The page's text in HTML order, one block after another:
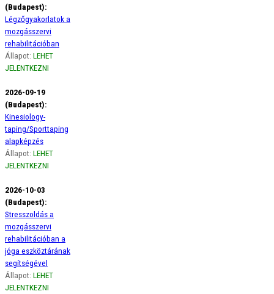
(Budapest):
Légzőgyakorlatok a
mozgásszervi
rehabilitációban
Állapot: LEHET
JELENTKEZNI
2026-09-19
(Budapest):
Kinesiology-
taping/Sporttaping
alapképzés
Állapot: LEHET
JELENTKEZNI
2026-10-03
(Budapest):
Stresszoldás a
mozgásszervi
rehabilitációban a
jóga eszköztárának
segítségével
Állapot: LEHET
JELENTKEZNI